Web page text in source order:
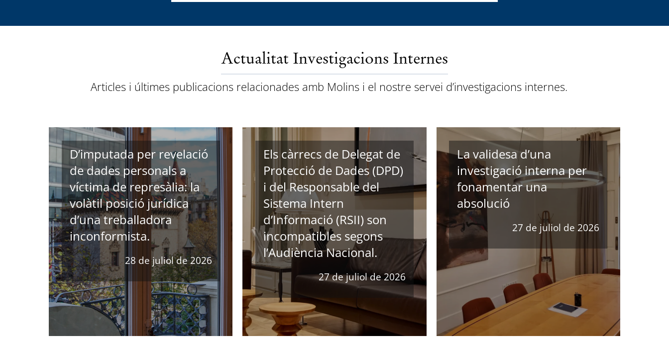
Actualitat Investigacions Internes
Articles i últimes publicacions relacionades amb Molins i el nostre servei d’investigacions internes.
D’imputada per revelació
de dades personals a
víctima de represàlia: la
volàtil posició jurídica
d’una treballadora
inconformista.
28 de juliol de 2026
Els càrrecs de Delegat de
Protecció de Dades (DPD)
i del Responsable del
Sistema Intern
d’Informació (RSII) son
incompatibles segons
l’Audiència Nacional.
27 de juliol de 2026
La validesa d’una
investigació interna per
fonamentar una
absolució
27 de juliol de 2026